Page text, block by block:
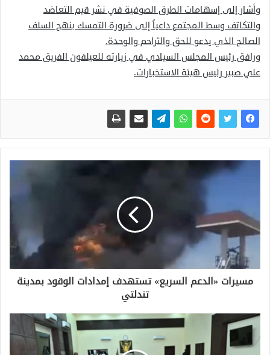
وأشار إلى إسهامات الطرق الصوفية في نشر قيم التعاضد
والتكاتف وسط المجتمع داعياً إلى ضرورة التمسك بنهج السلف
الصالح الذي يدعو للحق والتراحم والوحدة.
ورافق رئيس المجلس السيادي في زيارته للعيلفون الفريق محمد
علي صبير رئيس هيئة الاستخبارات.
مسيرات «الدعم السريع» تستهدف إمدادات الوقود بمدينة
تندلتي